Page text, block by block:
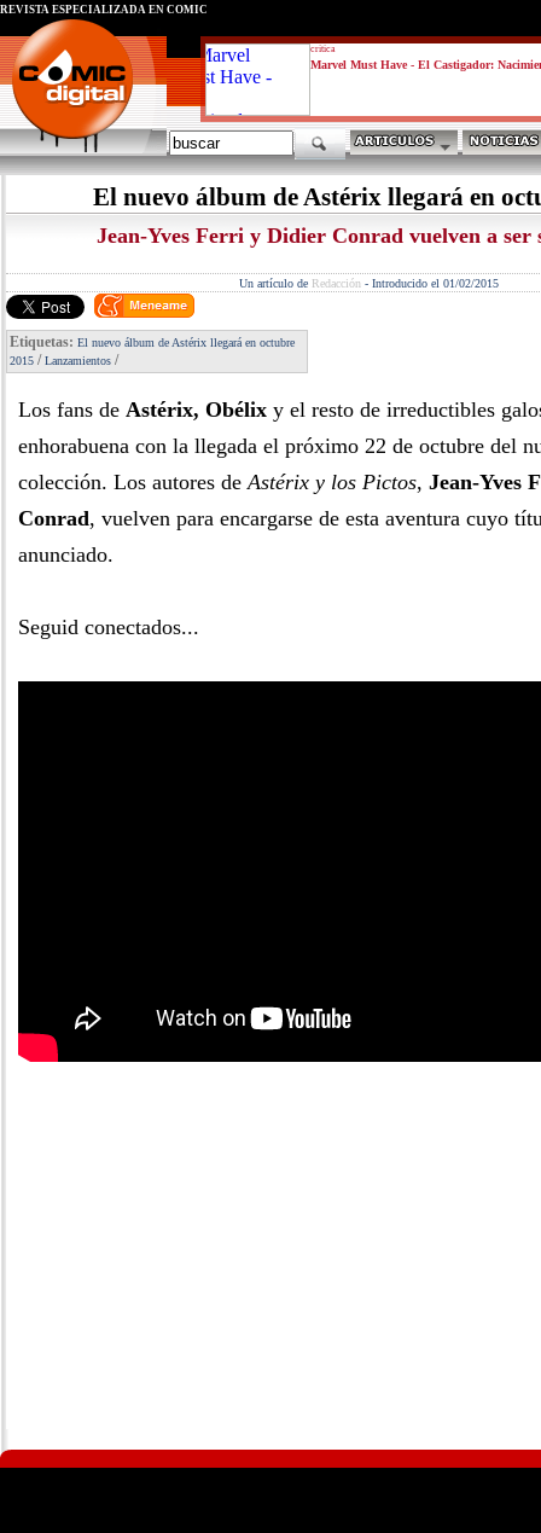
critica
Marvel Must Have - El Castigador:
REVISTA ESPECIALIZADA EN CÓMIC
El nuevo álbum de Astérix llegará en
Jean-Yves Ferri y Didier Conrad vuelven a ser
Un artículo de Redacción - Introducido el 01/02/2015
Etiquetas: El nuevo álbum de Astérix llegará en octubre
2015 /Lanzamientos /
Los fans de Astérix, Obélix y el resto de irreductibles
enhorabuena con la llegada el próximo 22 de octubre del
colección. Los autores deAstérix y los Pictos, Jean-Yves
Conrad, vuelven para encargarse de esta aventura cuyo
anunciado.
Seguid conectados...